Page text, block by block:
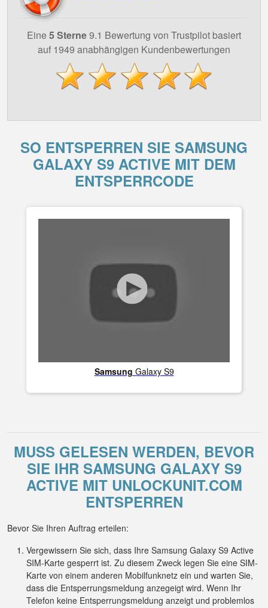
Eine 5 Sterne9.1 Bewertung von Trustpilot basiert
auf 1949 anabhängigen Kundenbewertungen
SO ENTSPERREN SIE SAMSUNG
GALAXY S9 ACTIVE MIT DEM
ENTSPERRCODE
Samsung Galaxy S9
MUSS GELESEN WERDEN, BEVOR
SIE IHR SAMSUNG GALAXY S9
ACTIVE MIT UNLOCKUNIT.COM
ENTSPERREN
Bevor Sie Ihren Auftrag erteilen:
Vergewissern Sie sich, dass Ihre Samsung Galaxy S9 Active
SIM-Karte gesperrt ist. Zu diesem Zweck legen Sie eine SIM-
Karte von einem anderen Mobilfunknetz ein und warten Sie,
dass die Entsperrungsmeldung anzegeigt wird. Wenn Ihr
Telefon keine Entsperrungsmeldung anzeigt und problemlos